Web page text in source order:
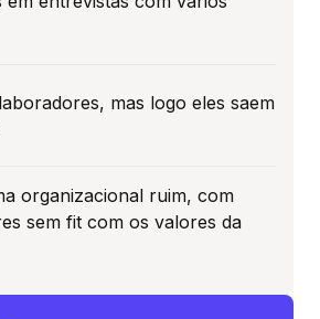
mas logo eles saem
organizacional ruim, com
sem fit com os valores da